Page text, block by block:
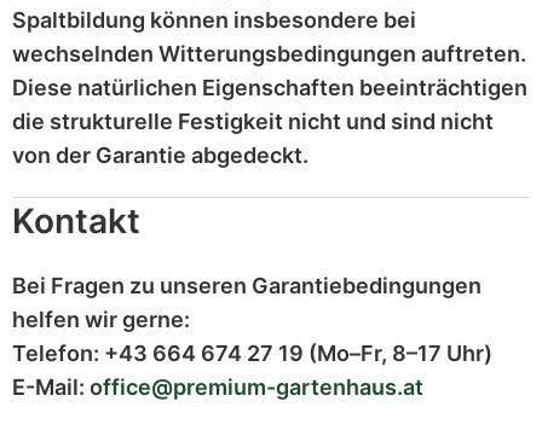
Spaltbildung können insbesondere bei
wechselnden Witterungsbedingungen auftreten.
Diese natürlichen Eigenschaften beeinträchtigen
die strukturelle Festigkeit nicht und sind nicht
von der Garantie abgedeckt.
Kontakt
Bei Fragen zu unseren Garantiebedingungen
helfen wir gerne:
Telefon: +43 664 674 27 19 (Mo–Fr, 8–17 Uhr)
E-Mail: office@premium-gartenhaus.at